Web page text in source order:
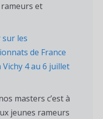
et
sur les
de France
Vichy 4 au 6 juillet
masters c’est à
jeunes rameurs